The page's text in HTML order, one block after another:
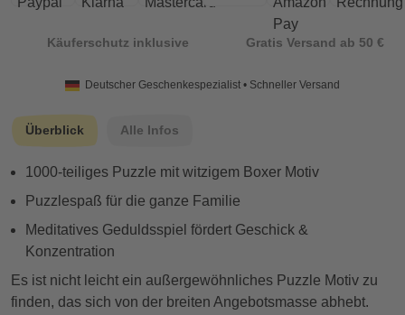
Käuferschutz inklusive Gratis Versand ab 50 €
Deutscher Geschenkespezialist • Schneller Versand
Überblick Alle Infos
1000-teiliges Puzzle mit witzigem Boxer Motiv
Puzzlespaß für die ganze Familie
Meditatives Geduldsspiel fördert Geschick &
Konzentration
Es ist nicht leicht ein außergewöhnliches Puzzle Motiv zu
finden, das sich von der breiten Angebotsmasse abhebt.